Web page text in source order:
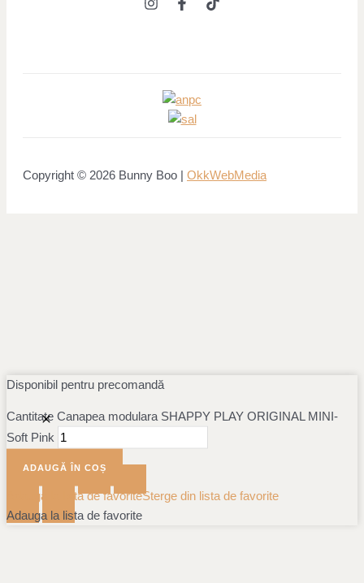
Copyright © 2026 Bunny Boo | OkkWebMedia
Disponibil pentru precomandă
Cantitate Canapea modulara SHAPPY PLAY ORIGINAL MINI-
Soft Pink
ADAUGĂ ÎN COȘ
Adauga la lista de favoriteSterge din lista de favorite
Adauga la lista de favorite